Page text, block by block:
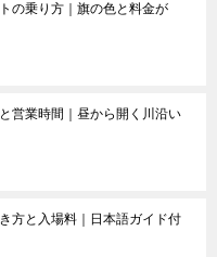
の乗り方｜旗の色と料金が
営業時間｜昼から開く川沿い
方と入場料｜日本語ガイド付